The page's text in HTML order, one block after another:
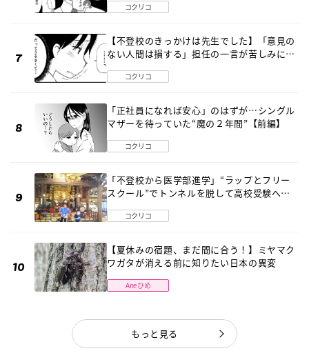
コクリコ
【不登校のきっかけは先生でした】「意見の
ない人間は損する」担任の一言が苦しみに…
コクリコ
「正社員になれば安心」のはずが…シングル
マザーを待っていた“魔の２年間”【前編】
コクリコ
「不登校から医学部進学」“ラップとフリー
スクール”でトンネルを脱して高校受験へ
コクリコ
【夏休みの宿題、まだ間に合う！】ミヤマク
ワガタが消える前に知りたい日本の異変
Aneひめ
もっと見る